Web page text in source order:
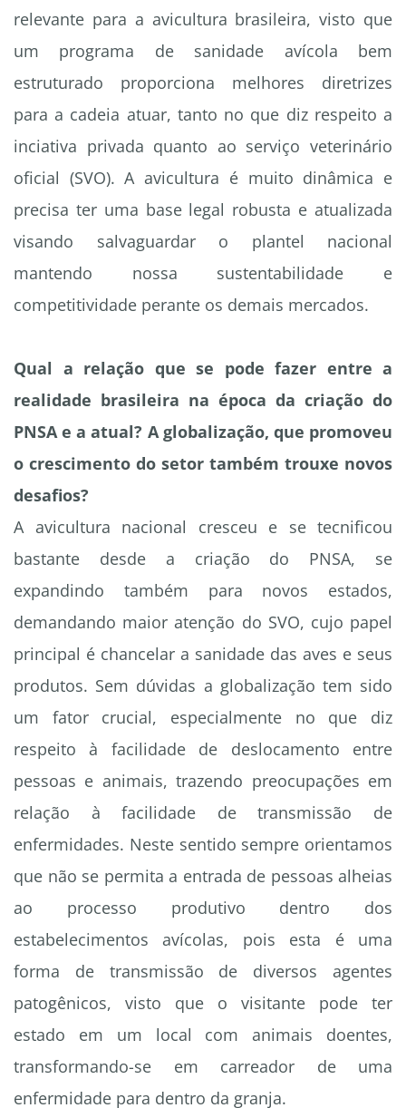
relevante para a avicultura brasileira, visto que
um programa de sanidade avícola bem
estruturado proporciona melhores diretrizes
para a cadeia atuar, tanto no que diz respeito a
inciativa privada quanto ao serviço veterinário
oficial (SVO). A avicultura é muito dinâmica e
precisa ter uma base legal robusta e atualizada
visando salvaguardar o plantel nacional
mantendo nossa sustentabilidade e
competitividade perante os demais mercados.
Qual a relação que se pode fazer entre a
realidade brasileira na época da criação do
PNSA e a atual? A globalização, que promoveu
o crescimento do setor também trouxe novos
desafios?
A avicultura nacional cresceu e se tecnificou
bastante desde a criação do PNSA, se
expandindo também para novos estados,
demandando maior atenção do SVO, cujo papel
principal é chancelar a sanidade das aves e seus
produtos. Sem dúvidas a globalização tem sido
um fator crucial, especialmente no que diz
respeito à facilidade de deslocamento entre
pessoas e animais, trazendo preocupações em
relação à facilidade de transmissão de
enfermidades. Neste sentido sempre orientamos
que não se permita a entrada de pessoas alheias
ao processo produtivo dentro dos
estabelecimentos avícolas, pois esta é uma
forma de transmissão de diversos agentes
patogênicos, visto que o visitante pode ter
estado em um local com animais doentes,
transformando-se em carreador de uma
enfermidade para dentro da granja.